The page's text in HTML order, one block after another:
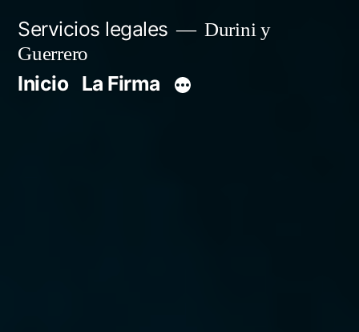
Servicios legales
Durini y
Guerrero
Inicio La Firma